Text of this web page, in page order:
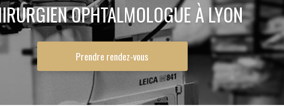
OPHTALMOLOGUE À LYON
Prendre rendez-vous